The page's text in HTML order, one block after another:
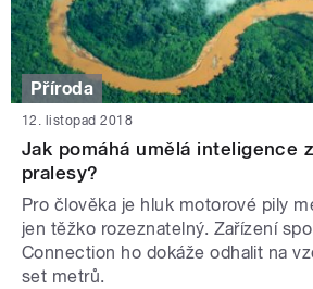
Příroda
12. listopad 2018
Jak pomáhá umělá inteligence
pralesy?
Pro člověka je hluk motorové pily
jen těžko rozeznatelný. Zařízení
Connection ho dokáže odhalit na
set metrů.